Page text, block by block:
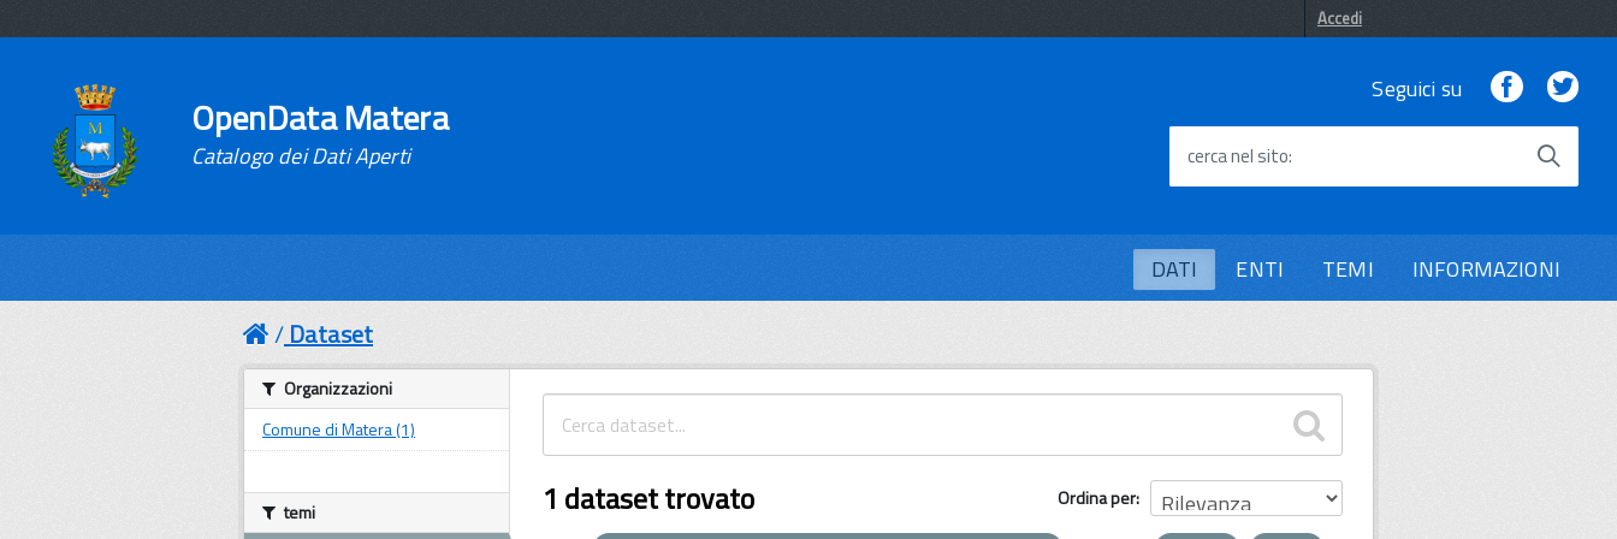
Accedi
OpenData Matera
Catalogo dei Dati Aperti
Seguici su Facebook
cerca nel sito
DATI ENTI TEMI INFORMAZIONI
Dataset
Ordina per
1 dataset trovato
Organizzazioni
Comune di Matera (1)
temi